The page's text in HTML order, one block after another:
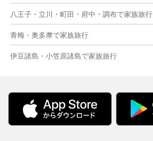
八王子・立川・町田・府中・調布で家族旅行
青梅・奥多摩で家族旅行
伊豆諸島・小笠原諸島で家族旅行